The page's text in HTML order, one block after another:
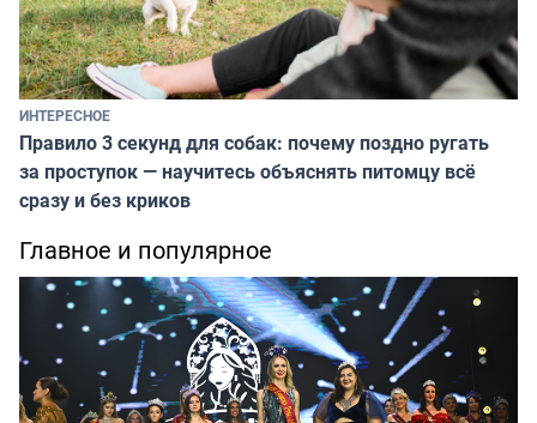
ИНТЕРЕСНОЕ
Правило 3 секунд для собак: почему поздно ругать
за проступок — научитесь объяснять питомцу всё
сразу и без криков
Главное и популярное